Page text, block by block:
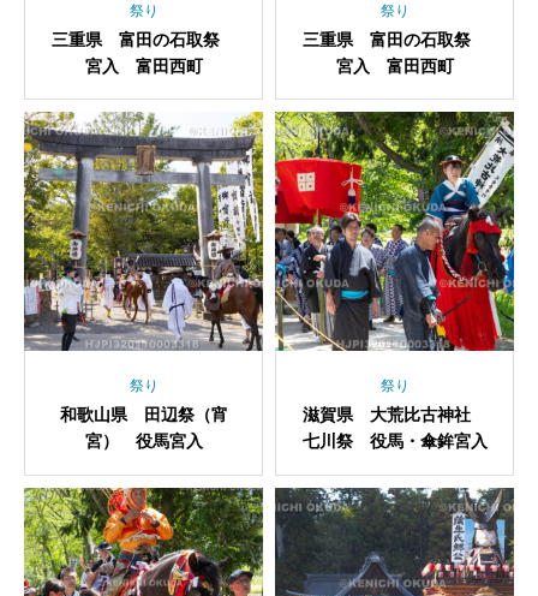
祭り
三重県 富田の石取祭
宮入 富田西町
祭り
三重県 富田の石取祭
宮入 富田西町
祭り
和歌山県 田辺祭（宵
宮） 役馬宮入
祭り
滋賀県 大荒比古神社
七川祭 役馬・傘鉾宮入